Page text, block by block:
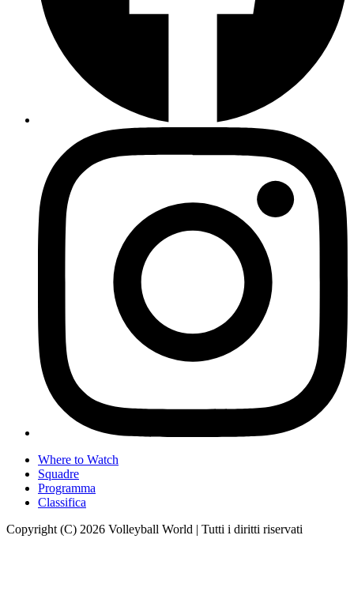
Where to Watch
Squadre
Programma
Classifica
Copyright (C) 2026 Volleyball World | Tutti i diritti riservati